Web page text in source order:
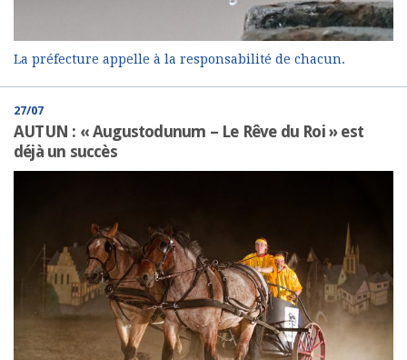
La préfecture appelle à la responsabilité de chacun.
27/07
AUTUN : « Augustodunum – Le Rêve du Roi » est
déjà un succès